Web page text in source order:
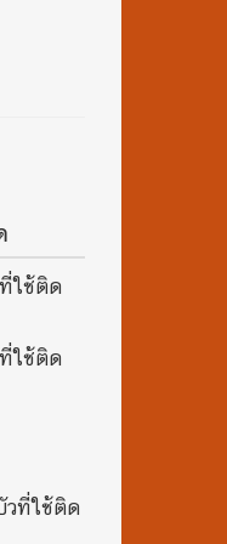
ใช้ติด
ใช้ติด
วที่ใช้ติด